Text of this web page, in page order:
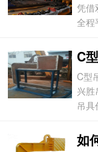
凭借
全程
C型
兴胜
吊